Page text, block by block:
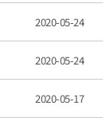
2020-05-24
2020-05-24
2020-05-17